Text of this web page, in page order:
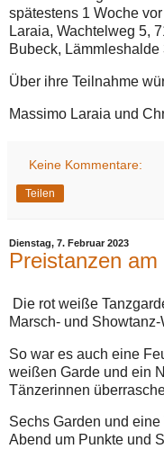
spätestens 1 Woche
Laraia, Wachtelweg 5,
Bubeck,
Über ihre Teilnahme
Massimo Laraia und
Keine Kommentare:
Teilen
Dienstag, 7. Februar 2023
Preistanzen
Die rot weiße
Marsch- und
So war es auch eine
weißen Garde und ein
Tänzerinnen
Sechs Garden und
Abend um Punkte und